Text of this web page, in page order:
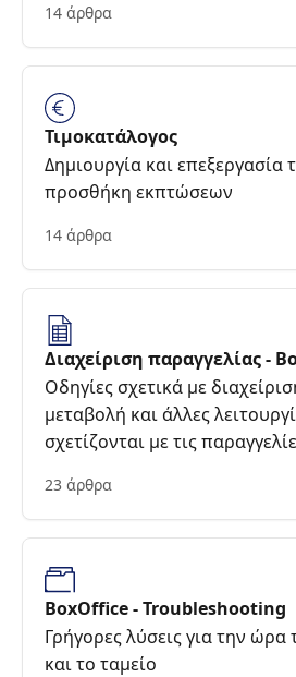
14 άρθρα
Τιμοκατάλογος
Δημιουργία και επεξεργασία
προσθήκη εκπτώσεων
14 άρθρα
Οδηγίες σχετικά με
μεταβολή και άλλες
σχετίζονται με τις
23 άρθρα
BoxOffice - Troubleshooting
Γρήγορες λύσεις για την
και το ταμείο